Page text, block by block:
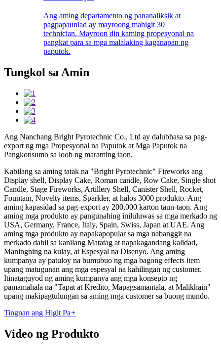
Ang aming departamento ng pananaliksik at
pagpapaunlad ay mayroong mahigit 30
technician. Mayroon din kaming propesyonal na
pangkat para sa mga malalaking kaganapan ng
paputok.
Tungkol sa Amin
Ang Nanchang Bright Pyrotechnic Co., Ltd ay dalubhasa sa pag-
export ng mga Propesyonal na Paputok at Mga Paputok na
Pangkonsumo sa loob ng maraming taon.
Kabilang sa aming tatak na "Bright Pyrotechnic" Fireworks ang
Display shell, Display Cake, Roman candle, Row Cake, Single shot
Candle, Stage Fireworks, Artillery Shell, Canister Shell, Rocket,
Fountain, Novelty items, Sparkler, at halos 3000 produkto. Ang
aming kapasidad sa pag-export ay 200,000 karton taun-taon. Ang
aming mga produkto ay pangunahing iniluluwas sa mga merkado ng
USA, Germany, France, Italy, Spain, Swiss, Japan at UAE. Ang
aming mga produkto ay napakapopular sa mga nabanggit na
merkado dahil sa kanilang Matatag at napakagandang kalidad,
Maningning na kulay, at Espesyal na Disenyo. Ang aming
kumpanya ay patuloy na bumubuo ng mga bagong effects item
upang matugunan ang mga espesyal na kahilingan ng customer.
Itinataguyod ng aming kumpanya ang mga konsepto ng
pamamahala na "Tapat at Kredito, Mapagsamantala, at Malikhain"
upang makipagtulungan sa aming mga customer sa buong mundo.
Tingnan ang Higit Pa+
Video ng Produkto